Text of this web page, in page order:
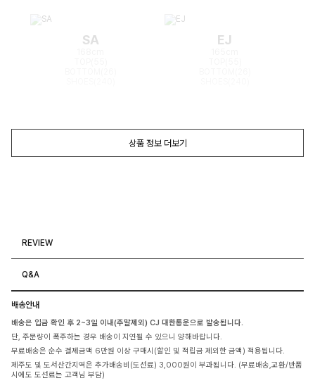
SA EJ
상품 정보 더보기
REVIEW
Q&A
배송안내
배송은 입금 확인 후 2~3일 이내(주말제외) CJ 대한통운으로 발송됩니다.
단, 주문량이 폭주하는 경우 배송이 지연될 수 있으니 양해바랍니다.
무료배송은 순수 결제금액 6만원 이상 구매시(할인 및 적립금 제외한 금액) 적용됩니다.
제주도 및 도서산간지역은 추가배송비(도선료) 3,000원이 부과됩니다. (무료배송,교환/반품
시에도 도선료는 고객님 부담)